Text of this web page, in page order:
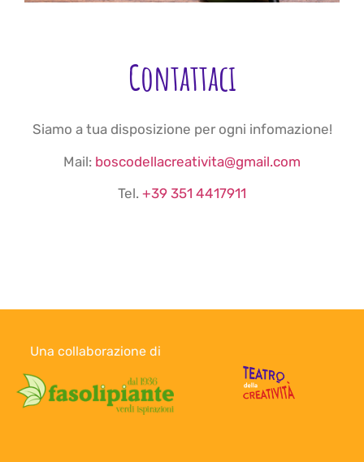
Contattaci
Siamo a tua disposizione per ogni infomazione!
Mail: boscodellacreativita@gmail.com
Tel. +39 351 4417911
Una collaborazione di